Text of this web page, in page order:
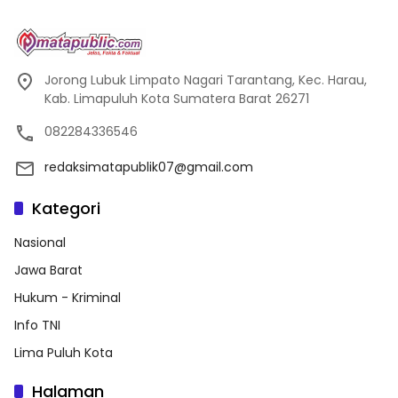
Jorong Lubuk Limpato Nagari Tarantang, Kec. Harau,
Kab. Limapuluh Kota Sumatera Barat 26271
082284336546
redaksimatapublik07@gmail.com
Kategori
Nasional
Jawa Barat
Hukum - Kriminal
Info TNI
Lima Puluh Kota
Halaman